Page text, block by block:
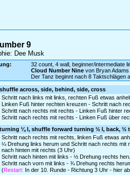
9
Dee Musk
32 count, 4 wall, beginner/intermediate
Cloud Number Ninevon Bryan Adams
Der Tanz beginnt nach 8 Taktschlägen
across, side, behind, side, cross
Schritt nach links mit links, rechten Fuß etwas
Linken Fuß hinter rechten kreuzen - Schritt nach
Schritt nach rechts mit rechts - Linken Fuß hinter
Schritt nach rechts mit rechts - Linken Fuß über
¼ l, shuffle forward turning ½ l, back, ½
Schritt nach rechts mit rechts, linken Fuß etwas
¼ Drehung links herum und Schritt nach rechts
nach hinten mit rechts (3 Uhr)
Schritt nach hinten mit links - ½ Drehung rechts
Schritt nach vorn mit links - ¾ Drehung rechts
(Restart: In der 10. Runde - Richtung 3 Uhr - hier